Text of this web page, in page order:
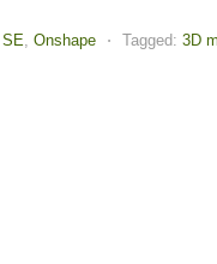
SE, Onshape ⋅ Tagged: 3D